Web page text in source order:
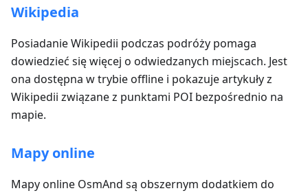
Wikipedia
Posiadanie Wikipedii podczas podróży pomaga
dowiedzieć się więcej o odwiedzanych miejscach. Jest
ona dostępna w trybie offline i pokazuje artykuły z
Wikipedii związane z punktami POI bezpośrednio na
mapie.
Mapy online
Mapy online OsmAnd są obszernym dodatkiem do